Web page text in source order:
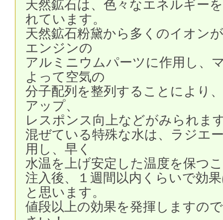
天然鉱石は、色々なエネルギー
れています。
天然鉱石粉黛から多くのイオン
エンジンの
アルミニウムパーツに作用し、
よって空気の
分子配列を整列することにより
アップ、
レスポンス向上などがみられま
混ぜている特殊な水は、ラジエ
用し、早く
水温を上げ安定した温度を保つ
注入後、１週間以内くらいで効
と思います。
値段以上の効果を発揮しますの